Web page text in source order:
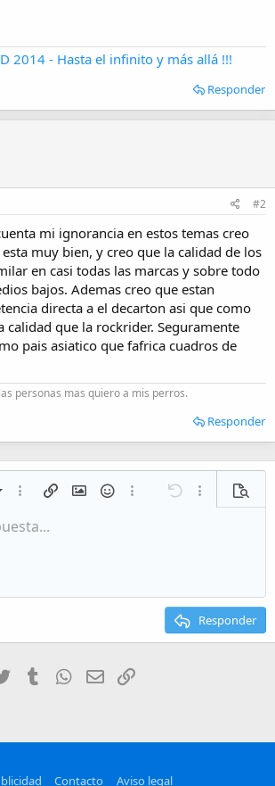
2014 - Hasta el infinito y más allá !!!
Responder
#2
mi ignorancia en estos temas creo
muy bien, y creo que la calidad de los
en casi todas las marcas y sobre todo
bajos. Ademas creo que estan
directa a el decarton asi que como
calidad que la rockrider. Seguramente
pais asiatico que fafrica cuadros de
personas mas quiero a mis perros.
Responder
Lista numerada
Lista desordenada
Más opciones…
Insertar enlace
Insertar imagen
EmoticonosMás opciones…
Deshacer
Más
Vista
Arial
Trebuchet MS
Subrayado
2
horizontal line
SpoilerCódigo
BB
Guardar borrador
Responder
Twitter TumblrWhatsApp
Email
Contacto
Aviso legal